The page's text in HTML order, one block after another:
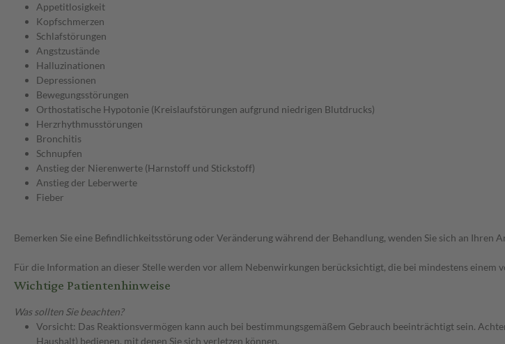
Appetitlosigkeit
Kopfschmerzen
Schlafstörungen
Angstzustände
Halluzinationen
Depressionen
Bewegungsstörungen
Orthostatische Hypotonie (Kreislaufstörungen aufgrund niedrigen Blutdrucks)
Herzrhythmusstörungen
Bronchitis
Schnupfen
Anstieg der Nierenwerte (Harnstoff und Stickstoff)
Anstieg der Leberwerte
Fieber
Bemerken Sie eine Befindlichkeitsstörung oder Veränderung während der Behandlung, wenden Sie sich an Ihren
Für die Information an dieser Stelle werden vor allem Nebenwirkungen berücksichtigt, die bei mindestens einem
Wichtige Patientenhinweise
Was sollten Sie beachten?
Vorsicht: Das Reaktionsvermögen kann auch bei bestimmungsgemäßem Gebrauch beeinträchtigt sein.
Haushalt) bedienen, mit denen Sie sich verletzen können.